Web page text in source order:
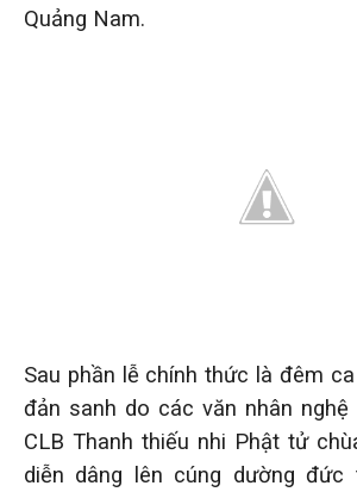
Quảng Nam.
Sau phần lễ chính thức là đêm
đản sanh do các văn nhân nghệ
CLB Thanh thiếu nhi Phật tử
diễn dâng lên cúng dường